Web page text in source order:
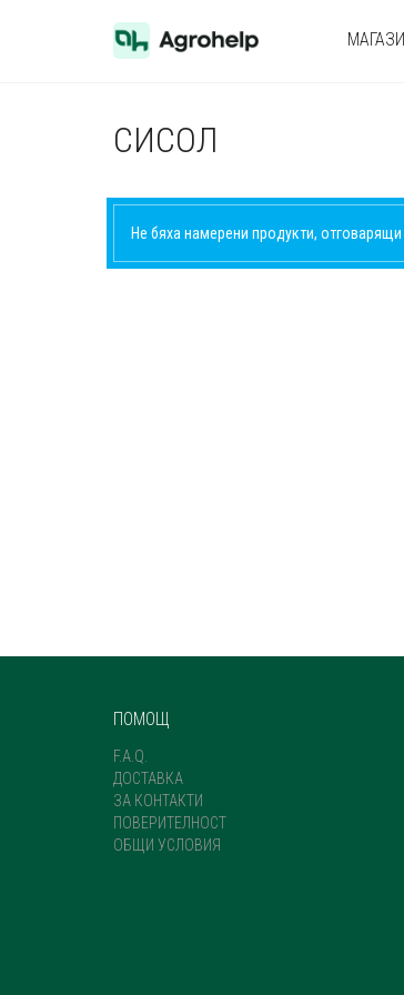
СИСОЛ
Не бяха намерени продукти, отговарящи
ПОМОЩ
F.A.Q.
ДОСТАВКА
ЗА КОНТАКТИ
ПОВЕРИТЕЛНОСТ
ОБЩИ УСЛОВИЯ